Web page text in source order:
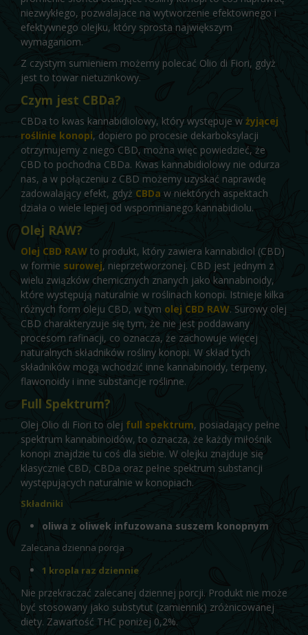
niezwykłego, pozwalajace na wytworzenie efektownego i
efektywnego olejku, który sprosta największym
wymaganiom.
Z czystym sumieniem możemy polecać Olio di Fiori, gdyż
jest to towar nietuzinkowy.
Czym jest CBDa?
CBDa to kwas kannabidiolowy, który występuje w żyjącej
roślinie konopi, dopiero po procesie dekarboksylacji
otrzymujemy z niego CBD, można więc powiedzieć, że
CBD to pochodna CBDa. Kwas kannabidiolowy nie odurza
nas, a w połączeniu z CBD możemy uzyskać naprawdę
zadowalający efekt, gdyż CBDa w niektórych aspektach
działa o wiele lepiej od wspomnianego kannabidiolu.
Olej RAW?
Olej CBD RAW to produkt, który zawiera kannabidiol (CBD)
w formie surowej, nieprzetworzonej. CBD jest jednym z
wielu związków chemicznych znanych jako kannabinoidy,
które występują naturalnie w roślinach konopi. Istnieje kilka
różnych form oleju CBD, w tym olej CBD RAW. Surowy olej
CBD charakteryzuje się tym, że nie jest poddawany
procesom rafinacji, co oznacza, że zachowuje więcej
naturalnych składników rośliny konopi. W skład tych
składników mogą wchodzić inne kannabinoidy, terpeny,
flawonoidy i inne substancje roślinne.
Full Spektrum?
Olej Olio di Fiori to olej full spektrum, posiadający pełne
spektrum kannabinoidów, to oznacza, że każdy miłośnik
konopi znajdzie tu coś dla siebie. W olejku znajduje się
klasycznie CBD, CBDa oraz pełne spektrum substancji
występujących naturalnie w konopiach.
Składniki
oliwa z oliwek infuzowana suszem konopnym
Zalecana dzienna porcja
1 kropla raz dziennie
Nie przekraczać zalecanej dziennej porcji. Produkt nie może
być stosowany jako substytut (zamiennik) zróżnicowanej
diety. Zawartość THC poniżej 0,2%.